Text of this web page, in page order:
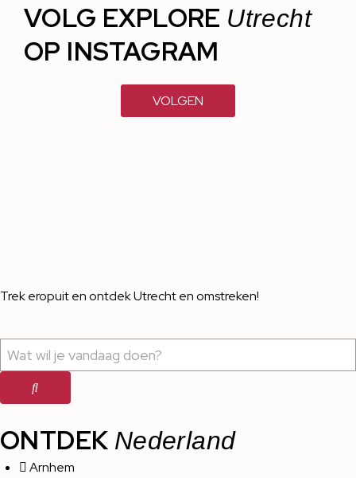
VOLG EXPLORE Utrecht
OP INSTAGRAM
VOLGEN
Trek eropuit en ontdek Utrecht en omstreken!
ONTDEK Nederland
Arnhem